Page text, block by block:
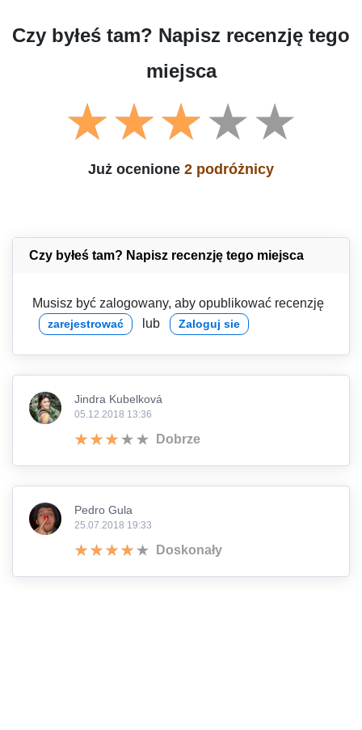
Czy byłeś tam? Napisz recenzję tego
miejsca
Już ocenione 2 podróżnicy
Czy byłeś tam? Napisz recenzję tego miejsca
Musisz być zalogowany, aby opublikować recenzję
zarejestrować lub Zaloguj sie
Jindra Kubelková
05.12.2018 13:36
Dobrze
Pedro Gula
25.07.2018 19:33
Doskonały